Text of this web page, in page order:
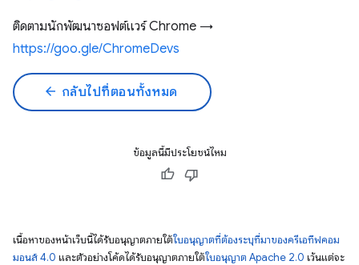
ติดตามนักพัฒนาซอฟต์แวร์ Chrome →
https://goo.gle/ChromeDevs
arrow_back กลับไปที่ตอนทั้งหมด
ข้อมูลนี้มีประโยชน์ไหม
เนื้อหาของหน้าเว็บนี้ได้รับอนุญาตภายใต้ใบอนุญาตที่ต้องระบุที่มาของครีเอทีฟคอม
มอนส์ 4.0 และตัวอย่างโค้ดได้รับอนุญาตภายใต้ใบอนุญาต Apache 2.0 เว้นแต่จะ